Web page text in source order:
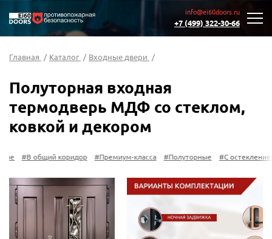
info@ei60doors.ru
+7 (499) 322-30-66
Главная / Каталог / Входные двери /
Полуторная входная
термодверь МДФ со стеклом,
ковкой и декором
#В общий коридор #Премиум-класса #Полуторные #С остеклением